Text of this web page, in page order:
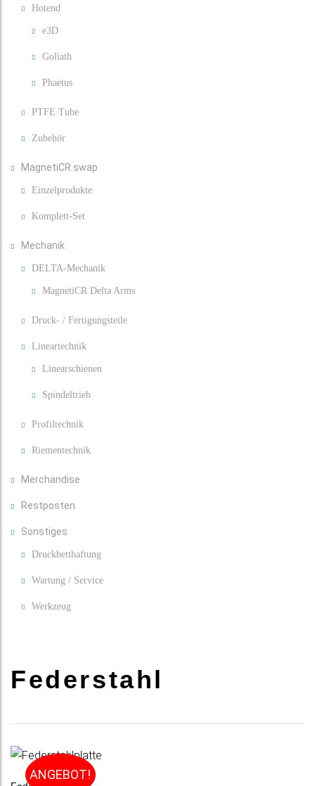
Hotend
e3D
Goliath
Phaetus
PTFE Tube
Zubehör
MagnetiCR swap
Einzelprodukte
Komplett-Set
Mechanik
DELTA-Mechanik
MagnetiCR Delta Arms
Druck- / Fertigungsteile
Lineartechnik
Linearschienen
Spindeltrieb
Profiltechnik
Riementechnik
Merchandise
Restposten
Sonstiges
Druckbetthaftung
Wartung / Service
Werkzeug
Federstahl
ANGEBOT!